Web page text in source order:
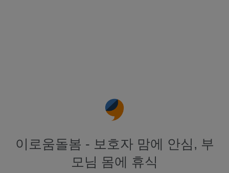
이로움돌봄 - 보호자 맘에 안심, 부
모님 몸에 휴식